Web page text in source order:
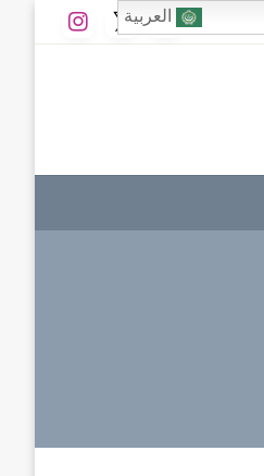
العربية